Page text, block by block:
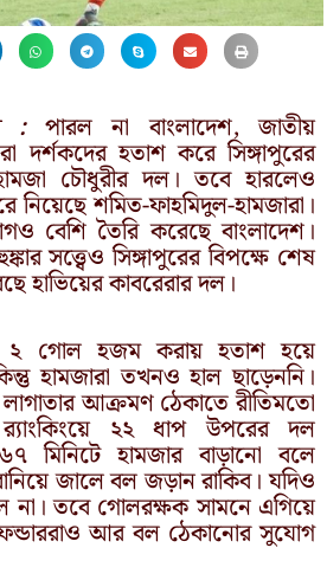
:পারল না বাংলাদেশ, জাতীয়
দর্শকদের হতাশ করে সিঙ্গাপুরের
চৌধুরীর দল। তবে হারলেও
শমিত-ফাহমিদুল-হামজারা।
বেশি তৈরি করেছে বাংলাদেশ।
সত্ত্বেও সিঙ্গাপুরের বিপক্ষে শেষ
হাভিয়ের কাবরেরার দল।
২ গোল হজম করায় হতাশ হয়ে
হামজারা তখনও হাল ছাড়েননি।
লাগাতার আক্রমণ ঠেকাতে রীতিমতো
র‍্যাংকিংয়ে ২২ ধাপ উপরের দল
৬৭ মিনিটে হামজার বাড়ানো বলে
জালে বল জড়ান রাকিব। যদিও
না। তবে গোলরক্ষক সামনে এগিয়ে
আর বল ঠেকানোর সুযোগ